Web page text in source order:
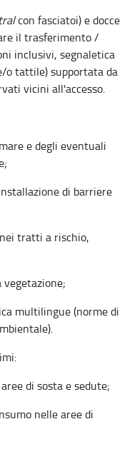
con fasciatoi) e docce
il trasferimento /
inclusivi, segnaletica
o tattile) supportata da
vicini all'accesso.
e degli eventuali
di barriere
tratti a rischio,
multilingue (norme di
di sosta e sedute;
nelle aree di